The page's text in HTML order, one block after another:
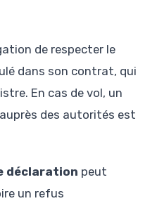
de respecter le
dans son contrat, qui
En cas de vol, un
des autorités est
déclaration peut
un refus